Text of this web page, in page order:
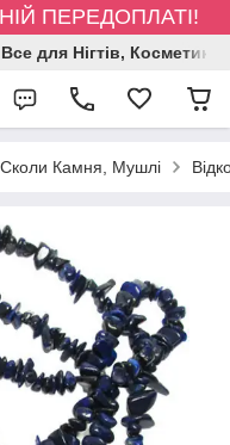
ПЕРЕДОПЛАТІ!
для Нігтів, Косметика
Камня, Мушлі